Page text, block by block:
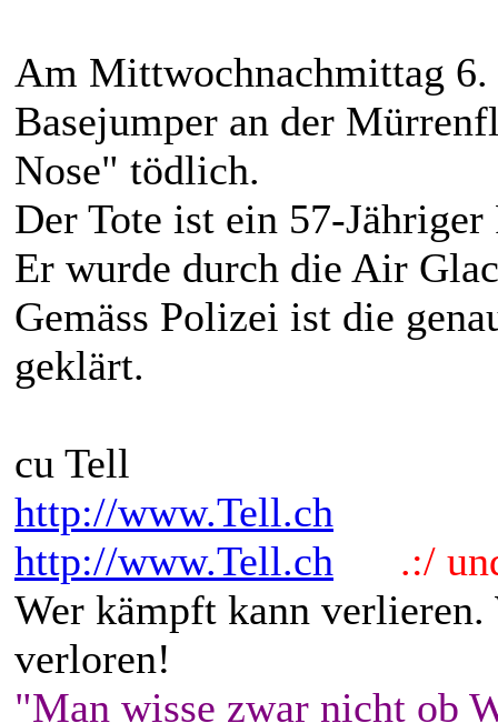
Am Mittwochnachmittag
Basejumper an der
Nose" tödlich.
Der Tote ist ein 57-Jähriger
Er wurde durch die Air
Gemäss Polizei ist die
geklärt.
cu Tell
http://www.Tell.ch
http://www.Tell.ch
.:/
Wer kämpft kann
verloren!
"Man wisse zwar nicht ob